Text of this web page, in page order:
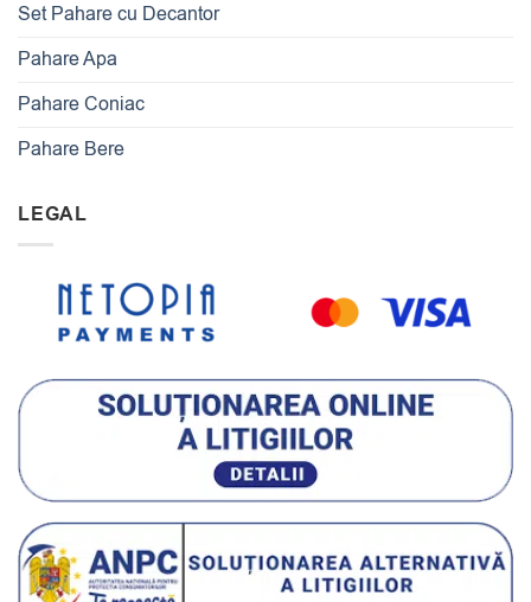
Set Pahare cu Decantor
Pahare Apa
Pahare Coniac
Pahare Bere
LEGAL